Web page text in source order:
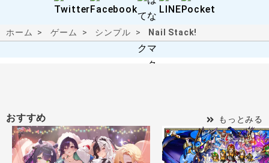
ホーム ゲーム シンプル Nail Stack!
おすすめ もっとみる